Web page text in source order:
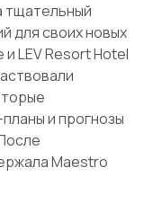
тщательный
для своих новых
LEV Resort Hotel
и прогнозы
Maestro